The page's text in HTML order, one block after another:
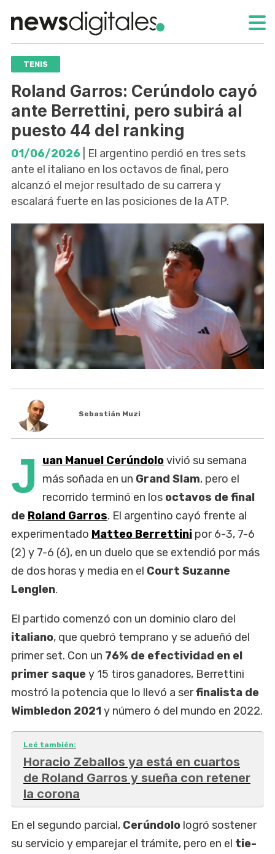
TENIS
Roland Garros: Cerúndolo cayó
ante Berrettini, pero subirá al
puesto 44 del ranking
01/06/2026 | El argentino perdió en tres sets
ante el italiano en los octavos de final, pero
alcanzó el mejor resultado de su carrera y
escalará fuerte en las posiciones de la ATP.
Sebastián Muzi
J uan Manuel Cerúndolovivió su semana
más soñada en un Grand Slam, pero el
recorrido terminó en los octavos de final
de Roland Garros. El argentino cayó frente al
experimentado Matteo Berrettini por 6-3, 7-6
(2) y 7-6 (6), en un duelo que se extendió por más
de dos horas y media en el Court Suzanne
Lenglen.
El partido comenzó con un dominio claro del
italiano, que quebró temprano y se adueñó del
primer set. Con un 76% de efectividad en el
primer saque y 15 tiros ganadores, Berrettini
mostró la potencia que lo llevó a serfinalista de
Wimbledon 2021y número 6 del mundo en 2022.
Leé también:
Horacio Zeballos ya está en cuartos
de Roland Garros y sueña con retener
la corona
En el segundo parcial, Cerúndolo logró sostener
su servicio y emparejar el trámite, pero en el tie-